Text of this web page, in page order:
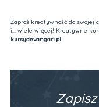
Zaproś kreatywność do swojej
i... wiele więcej! Kreatywne
kursydevangari.pl